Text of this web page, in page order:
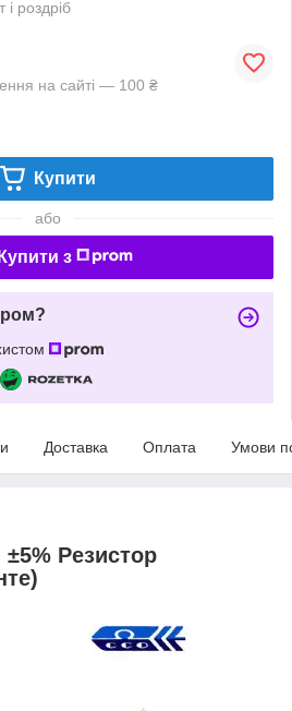
і роздріб
на сайті — 100 ₴
Купити
або
Купити з
Доставка Оплата Умови
Pезистор